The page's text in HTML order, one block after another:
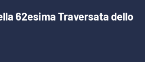
62esima Traversata dello